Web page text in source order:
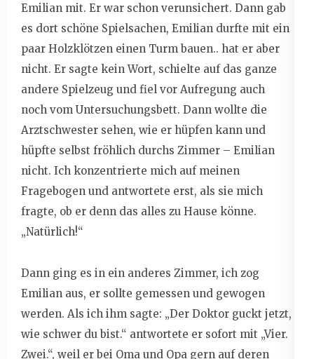
Emilian mit. Er war schon verunsichert. Dann gab
es dort schöne Spielsachen, Emilian durfte mit ein
paar Holzklötzen einen Turm bauen.. hat er aber
nicht. Er sagte kein Wort, schielte auf das ganze
andere Spielzeug und fiel vor Aufregung auch
noch vom Untersuchungsbett. Dann wollte die
Arztschwester sehen, wie er hüpfen kann und
hüpfte selbst fröhlich durchs Zimmer – Emilian
nicht. Ich konzentrierte mich auf meinen
Fragebogen und antwortete erst, als sie mich
fragte, ob er denn das alles zu Hause könne.
„Natürlich!“
Dann ging es in ein anderes Zimmer, ich zog
Emilian aus, er sollte gemessen und gewogen
werden. Als ich ihm sagte: „Der Doktor guckt jetzt,
wie schwer du bist.“ antwortete er sofort mit „Vier.
Zwei.“, weil er bei Oma und Opa gern auf deren